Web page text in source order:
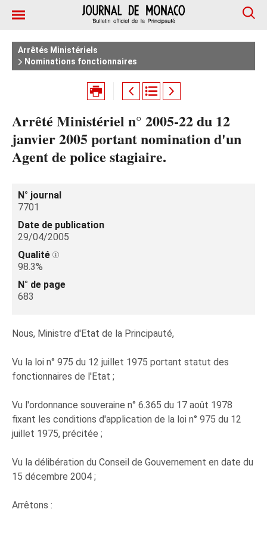
Arrêtés Ministériels
Nominations fonctionnaires
Arrêté Ministériel n° 2005-22 du 12
janvier 2005 portant nomination d'un
Agent de police stagiaire.
N° journal
7701
Date de publication
29/04/2005
Qualité
98.3%
N° de page
683
Nous, Ministre d'Etat de la Principauté,
Vu la loi n° 975 du 12 juillet 1975 portant statut des
fonctionnaires de l'Etat ;
Vu l'ordonnance souveraine n° 6.365 du 17 août 1978
fixant les conditions d'application de la loi n° 975 du 12
juillet 1975, précitée ;
Vu la délibération du Conseil de Gouvernement en date du
15 décembre 2004 ;
Arrêtons :